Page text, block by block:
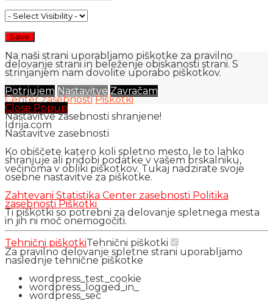
Na naši strani uporabljamo piškotke za pravilno
delovanje strani in beleženje obiskanosti strani. S
strinjanjem nam dovolite uporabo piškotkov.
Potrjujem Nastavitve Zavračam
Center zasebnosti Piškotki
Close Popup
Nastavitve zasebnosti shranjene!
Idrija.com
Nastavitve zasebnosti
Ko obiščete katero koli spletno mesto, le to lahko
shranjuje ali pridobi podatke v vašem brskalniku,
večinoma v obliki piškotkov. Tukaj nadzirate svoje
osebne nastavitve za piškotke.
Zahtevani Statistika Center zasebnosti Politika
zasebnosti Piškotki
Ti piškotki so potrebni za delovanje spletnega mesta
in jih ni moč onemogočiti.
Tehnični piškotkiTehnični piškotki
Za pravilno delovanje spletne strani uporabljamo
naslednje tehnične piškotke
wordpress_test_cookie
wordpress_logged_in_
wordpress_sec